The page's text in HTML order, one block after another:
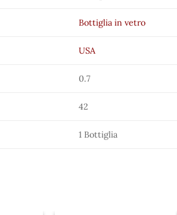
Bottiglia in vetro
USA
0.7
42
1 Bottiglia